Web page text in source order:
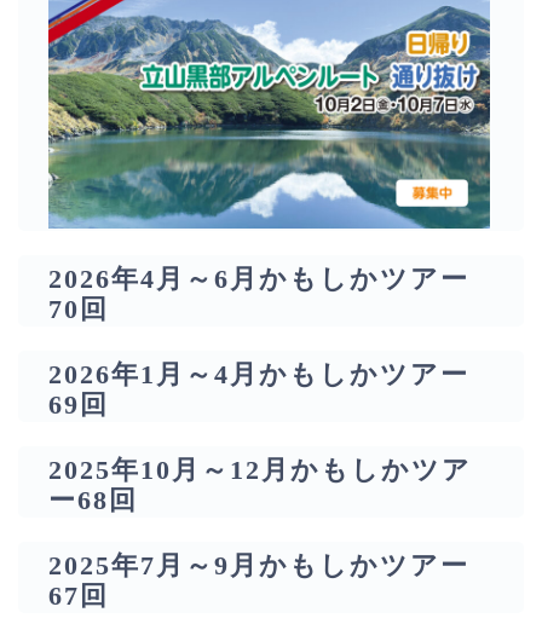
2026年4月～6月かもしかツアー
70回
2026年1月～4月かもしかツアー
69回
2025年10月～12月かもしかツア
ー68回
2025年7月～9月かもしかツアー
67回